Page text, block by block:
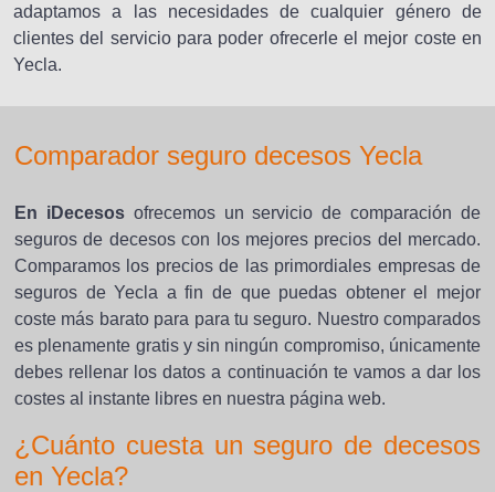
adaptamos a las necesidades de cualquier género de
clientes del servicio para poder ofrecerle el mejor coste en
Yecla.
Comparador seguro decesos Yecla
En iDecesosofrecemos un servicio de comparación de
seguros de decesos con los mejores precios del mercado.
Comparamos los precios de las primordiales empresas de
seguros de Yecla a fin de que puedas obtener el mejor
coste más barato para para tu seguro. Nuestro comparados
es plenamente gratis y sin ningún compromiso, únicamente
debes rellenar los datos a continuación te vamos a dar los
costes al instante libres en nuestra página web.
¿Cuánto cuesta un seguro de decesos
en Yecla?